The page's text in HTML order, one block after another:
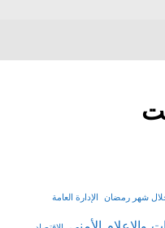
شهر رمضان الإدارة العامة